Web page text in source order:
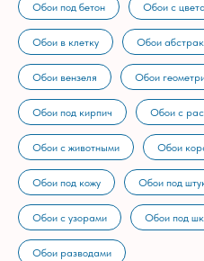
Обои под бетон Обои с
Обои в клетку Обои
Обои вензеля Обои
Обои под кирпич Обои с
Обои с животными Обои
Обои под кожу Обои под
Обои с узорами Обои под
Обои разводами